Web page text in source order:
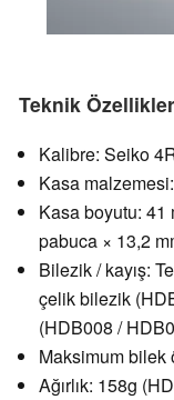
Teknik Özellikler
Kalibre: Seiko
Kasa
Kasa boyutu: 41
pabuca × 13,2
Bilezik / kayış:
çelik bilezik
(HDB008 /
Maksimum bilek
Ağırlık: 158g